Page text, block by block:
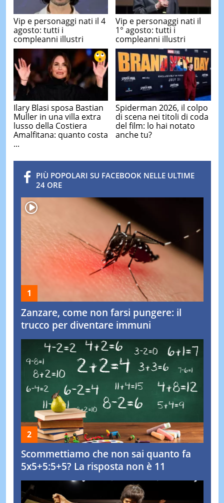
Vip e personaggi nati il 4
agosto: tutti i
compleanni illustri
Vip e personaggi nati il
1° agosto: tutti i
compleanni illustri
Ilary Blasi sposa Bastian
Muller in una villa extra
lusso della Costiera
Amalfitana: quanto costa
...
Spiderman 2026, il colpo
di scena nei titoli di coda
del film: lo hai notato
anche tu?
PIÙ POPOLARI SU FACEBOOK NELLE ULTIME
24 ORE
Zanzare, come non farsi pungere: il
trucco per diventare immuni
Scommettiamo che non sai quanto fa
5x5+5:5+5? La risposta non è 11